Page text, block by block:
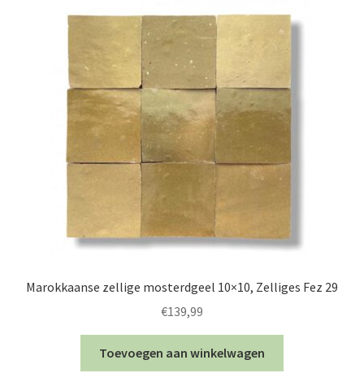
Marokkaanse zellige mosterdgeel 10×10, Zelliges Fez 29
€139,99
Toevoegen aan winkelwagen